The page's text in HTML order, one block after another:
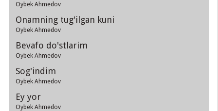
Oybek Ahmedov
Onamning tug'ilgan kuni
Oybek Ahmedov
Bevafo do'stlarim
Oybek Ahmedov
Sog'indim
Oybek Ahmedov
Ey yor
Oybek Ahmedov